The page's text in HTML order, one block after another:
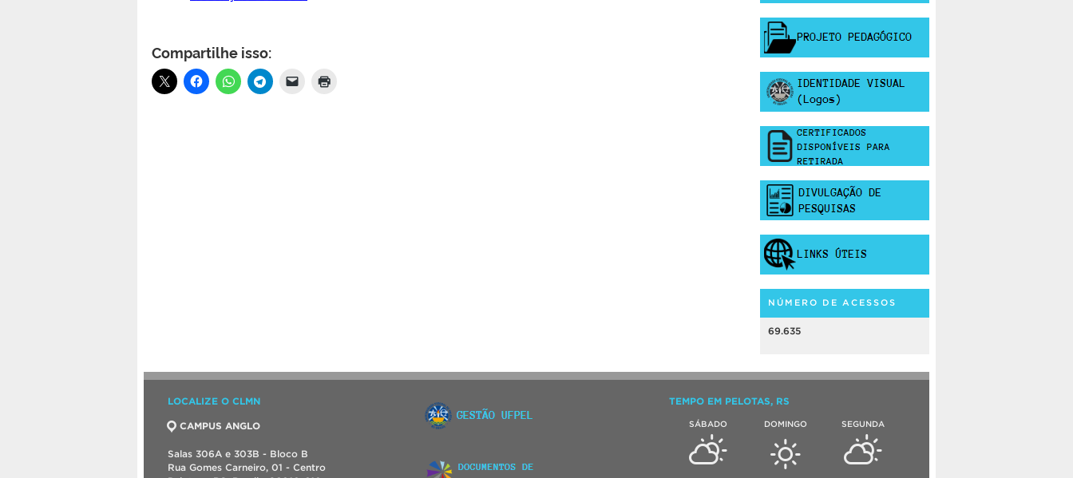
Compartilhe isso:
NÚMERO DE ACESSOS
69.635
LOCALIZE O CLMN
CAMPUS ANGLO
Salas 306A e 303B - Bloco B
Rua Gomes Carneiro, 01 - Centro
TEMPO EM PELOTAS, RS
SÁBADO DOMINGO SEGUNDA